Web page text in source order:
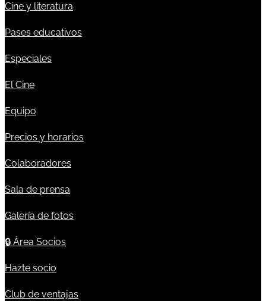
Cine y literatura
Pases educativos
Especiales
El Cine
Equipo
Precios y horarios
Colaboradores
Sala de prensa
Galería de fotos
🔒 Área Socios
Hazte socio
Club de ventajas